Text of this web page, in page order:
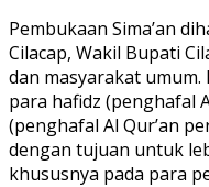
Pembukaan Sima’an
Cilacap, Wakil Bupati
dan masyarakat
para hafidz (penghafal
(penghafal Al Qur’an
dengan tujuan untuk
khususnya pada para